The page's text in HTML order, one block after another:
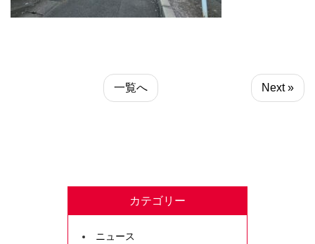
一覧へ Next »
カテゴリー
ニュース